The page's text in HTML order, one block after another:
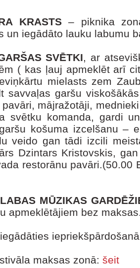
KRASTS– piknika
un iegādāto lauku labumu
SVĒTKI, ar
( kas ļauj apmeklēt arī
mielasts zem
savvaļas garšu
mājražotāji,
svētku komanda, gardi
košuma izcelšanu –
veido gan tādi izcili
Dzintars Kristovskis,
restorānu
MŪZIKAS
apmeklētājiem bez
maksas zonā: šeit